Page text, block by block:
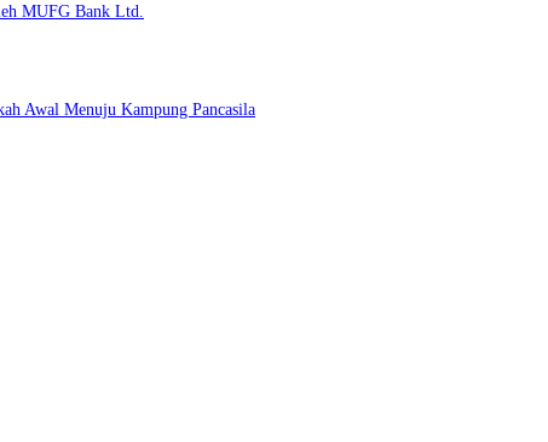
MUFG Bank Ltd.
Awal Menuju Kampung Pancasila